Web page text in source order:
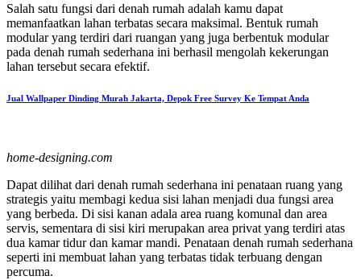
Salah satu fungsi dari denah rumah adalah kamu dapat
memanfaatkan lahan terbatas secara maksimal. Bentuk rumah
modular yang terdiri dari ruangan yang juga berbentuk modular
pada denah rumah sederhana ini berhasil mengolah kekerungan
lahan tersebut secara efektif.
Jual Wallpaper Dinding Murah Jakarta, Depok Free Survey Ke Tempat Anda
home-designing.com
Dapat dilihat dari denah rumah sederhana ini penataan ruang yang
strategis yaitu membagi kedua sisi lahan menjadi dua fungsi area
yang berbeda. Di sisi kanan adala area ruang komunal dan area
servis, sementara di sisi kiri merupakan area privat yang terdiri atas
dua kamar tidur dan kamar mandi. Penataan denah rumah sederhana
seperti ini membuat lahan yang terbatas tidak terbuang dengan
percuma.